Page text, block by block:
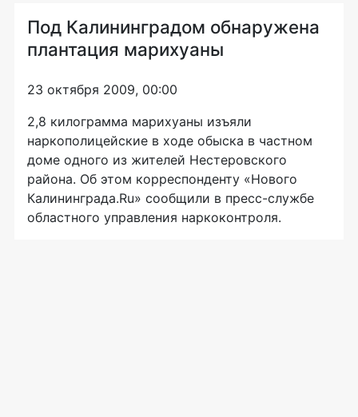
Под Калининградом обнаружена
плантация марихуаны
23 октября 2009, 00:00
2,8 килограмма марихуаны изъяли
наркополицейские в ходе обыска в частном
доме одного из жителей Нестеровского
района. Об этом корреспонденту «Нового
Калининграда.Ru» сообщили в пресс-службе
областного управления наркоконтроля.